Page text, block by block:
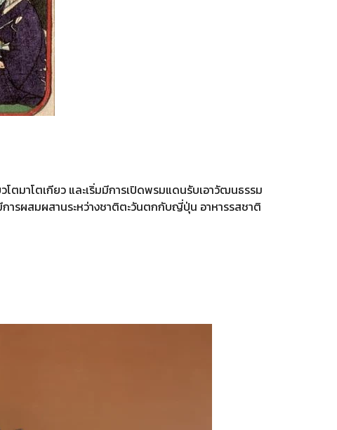
มาโตเกียว และเริ่มมีการเปิดพรมแดนรับเอาวัฒนธรรม
ารผสมผสานระหว่างชาติตะวันตกกับญี่ปุ่น อาหารรสชาติ